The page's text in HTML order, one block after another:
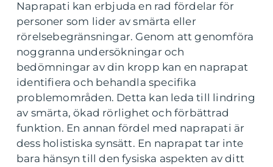
Naprapati kan erbjuda en rad fördelar för
personer som lider av smärta eller
rörelsebegränsningar. Genom att genomföra
noggranna undersökningar och
bedömningar av din kropp kan en naprapat
identifiera och behandla specifika
problemområden. Detta kan leda till lindring
av smärta, ökad rörlighet och förbättrad
funktion. En annan fördel med naprapati är
dess holistiska synsätt. En naprapat tar inte
bara hänsyn till den fysiska aspekten av ditt